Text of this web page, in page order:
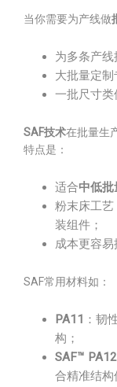
当你需要为产线做
为多条产线
大批量定制
一批尺寸类
SAF技术在批量生
特点是：
适合中低
粉末床工
装组件；
成本更容易
SAF常用材料如：
PA11 ：韧
构；
SAF™ PA12
合精准结构